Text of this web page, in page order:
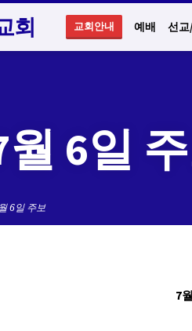
회 교회안내 예배 선교
6일
6일 주보
7